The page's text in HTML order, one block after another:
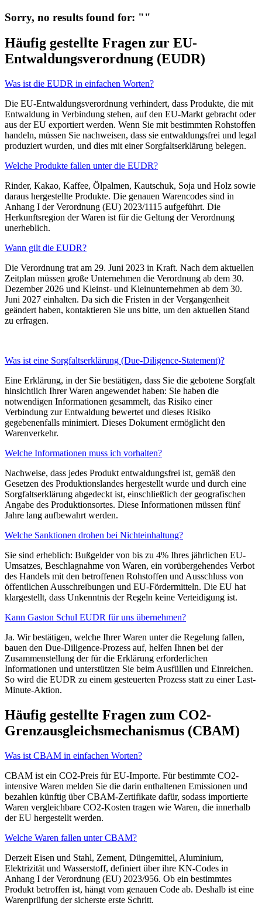
Sorry, no results found for: ""
Häufig gestellte Fragen zur EU-
Entwaldungsverordnung (EUDR)
Was ist die EUDR in einfachen Worten?
Die EU-Entwaldungsverordnung verhindert, dass Produkte, die mit
Entwaldung in Verbindung stehen, auf den EU-Markt gebracht oder
aus der EU exportiert werden. Wenn Sie mit bestimmten Rohstoffen
handeln, müssen Sie nachweisen, dass sie entwaldungsfrei und legal
produziert wurden, und dies mit einer Sorgfaltserklärung belegen.
Welche Produkte fallen unter die EUDR?
Rinder, Kakao, Kaffee, Ölpalmen, Kautschuk, Soja und Holz sowie
daraus hergestellte Produkte. Die genauen Warencodes sind in
Anhang I der Verordnung (EU) 2023/1115 aufgeführt. Die
Herkunftsregion der Waren ist für die Geltung der Verordnung
unerheblich.
Wann gilt die EUDR?
Die Verordnung trat am 29. Juni 2023 in Kraft. Nach dem aktuellen
Zeitplan müssen große Unternehmen die Verordnung ab dem 30.
Dezember 2026 und Kleinst- und Kleinunternehmen ab dem 30.
Juni 2027 einhalten. Da sich die Fristen in der Vergangenheit
geändert haben, kontaktieren Sie uns bitte, um den aktuellen Stand
zu erfragen.
Was ist eine Sorgfaltserklärung (Due-Diligence-Statement)?
Eine Erklärung, in der Sie bestätigen, dass Sie die gebotene Sorgfalt
hinsichtlich Ihrer Waren angewendet haben: Sie haben die
notwendigen Informationen gesammelt, das Risiko einer
Verbindung zur Entwaldung bewertet und dieses Risiko
gegebenenfalls minimiert. Dieses Dokument ermöglicht den
Warenverkehr.
Welche Informationen muss ich vorhalten?
Nachweise, dass jedes Produkt entwaldungsfrei ist, gemäß den
Gesetzen des Produktionslandes hergestellt wurde und durch eine
Sorgfaltserklärung abgedeckt ist, einschließlich der geografischen
Angabe des Produktionsortes. Diese Informationen müssen fünf
Jahre lang aufbewahrt werden.
Welche Sanktionen drohen bei Nichteinhaltung?
Sie sind erheblich: Bußgelder von bis zu 4% Ihres jährlichen EU-
Umsatzes, Beschlagnahme von Waren, ein vorübergehendes Verbot
des Handels mit den betroffenen Rohstoffen und Ausschluss von
öffentlichen Ausschreibungen und EU-Fördermitteln. Die EU hat
klargestellt, dass Unkenntnis der Regeln keine Verteidigung ist.
Kann Gaston Schul EUDR für uns übernehmen?
Ja. Wir bestätigen, welche Ihrer Waren unter die Regelung fallen,
bauen den Due-Diligence-Prozess auf, helfen Ihnen bei der
Zusammenstellung der für die Erklärung erforderlichen
Informationen und unterstützen Sie beim Ausfüllen und Einreichen.
So wird die EUDR zu einem gesteuerten Prozess statt zu einer Last-
Minute-Aktion.
Häufig gestellte Fragen zum CO2-
Grenzausgleichsmechanismus (CBAM)
Was ist CBAM in einfachen Worten?
CBAM ist ein CO2-Preis für EU-Importe. Für bestimmte CO2-
intensive Waren melden Sie die darin enthaltenen Emissionen und
bezahlen künftig über CBAM-Zertifikate dafür, sodass importierte
Waren vergleichbare CO2-Kosten tragen wie Waren, die innerhalb
der EU hergestellt werden.
Welche Waren fallen unter CBAM?
Derzeit Eisen und Stahl, Zement, Düngemittel, Aluminium,
Elektrizität und Wasserstoff, definiert über ihre KN-Codes in
Anhang I der Verordnung (EU) 2023/956. Ob ein bestimmtes
Produkt betroffen ist, hängt vom genauen Code ab. Deshalb ist eine
Warenprüfung der sicherste erste Schritt.